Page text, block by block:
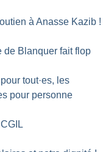
à Anasse Kazib !
de Blanquer fait flop
tout·es, les
pour personne